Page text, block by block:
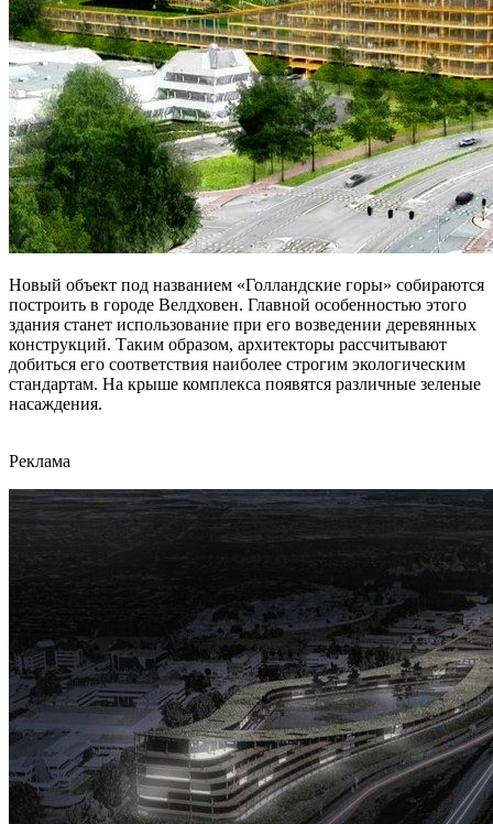
Новый объект под названием «Голландские горы» собираются
построить в городе Велдховен. Главной особенностью этого
здания станет использование при его возведении деревянных
конструкций. Таким образом, архитекторы рассчитывают
добиться его соответствия наиболее строгим экологическим
стандартам. На крыше комплекса появятся различные зеленые
насаждения.
Реклама